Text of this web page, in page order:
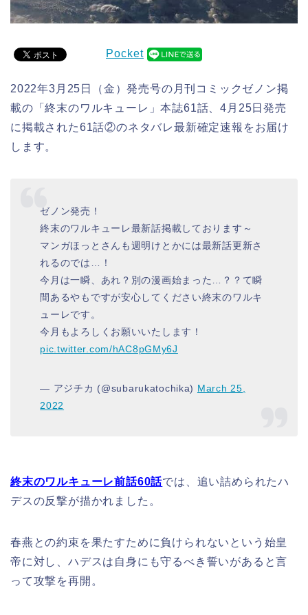
Pocket
2022年3月25日（金）発売号の月刊コミックゼノン掲
載の「終末のワルキューレ」本誌61話、4月25日発売
に掲載された61話②のネタバレ最新確定速報をお届け
します。
ゼノン発売！
終末のワルキューレ最新話掲載しております～
マンガほっとさんも週明けとかには最新話更新さ
れるのでは…！
今月は一瞬、あれ？別の漫画始まった…？？て瞬
間あるやもですが安心してください終末のワルキ
ューレです。
今月もよろしくお願いいたします！
pic.twitter.com/hAC8pGMy6J
— アジチカ (@subarukatochika) March 25,
2022
終末のワルキューレ前話60話では、追い詰められたハ
デスの反撃が描かれました。
春燕との約束を果たすために負けられないという始皇
帝に対し、ハデスは自身にも守るべき誓いがあると言
って攻撃を再開。